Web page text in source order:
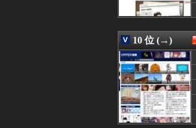
08/07 02:45
08/07 02:45
08/07 02:40
08/07 02:39
08/07 02:39
08/07 02:39
08/07 02:39
08/07 02:38
08/07 02:37
08/07 02:34
08/07 02:34
10 位 (→)